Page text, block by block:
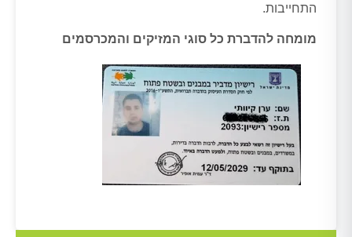
התחייבות.
מומחה להדברת כל סוגי המזיקים והמכרסמים